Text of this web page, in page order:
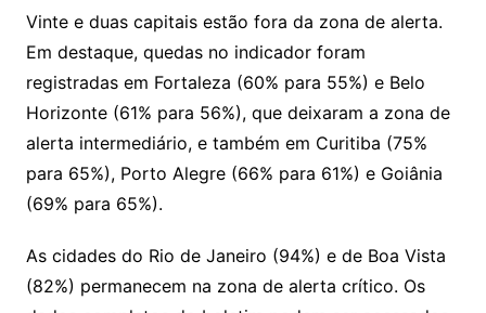
Vinte e duas capitais estão fora da zona de alerta.
Em destaque, quedas no indicador foram
registradas em Fortaleza (60% para 55%) e Belo
Horizonte (61% para 56%), que deixaram a zona de
alerta intermediário, e também em Curitiba (75%
para 65%), Porto Alegre (66% para 61%) e Goiânia
(69% para 65%).
As cidades do Rio de Janeiro (94%) e de Boa Vista
(82%) permanecem na zona de alerta crítico. Os